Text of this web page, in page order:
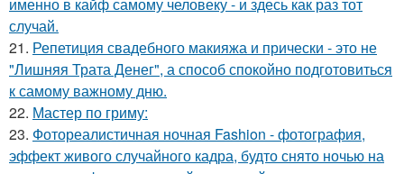
именно в кайф самому человеку - и здесь как раз тот
случай.
21. Репетиция свадебного макияжа и прически - это не
"Лишняя Трата Денег", а способ спокойно подготовиться
к самому важному дню.
22. Мастер по гриму:
23. Фотореалистичная ночная Fashion - фотография,
эффект живого случайного кадра, будто снято ночью на